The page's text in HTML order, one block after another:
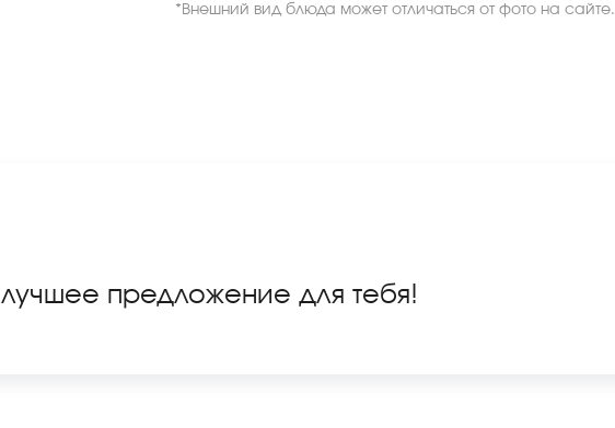
*Внешний вид блюда может отличаться от фото на сайте.
предложение для тебя!